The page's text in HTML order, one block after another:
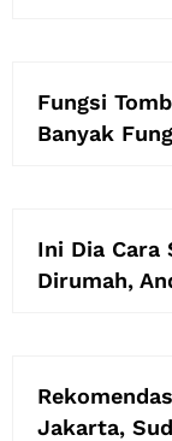
Fungsi
Banyak
Ini Dia Cara
Dirumah,
Jakarta,